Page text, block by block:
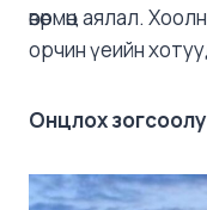
өвөрмөц аялал.
орчин үеийн
Онцлох